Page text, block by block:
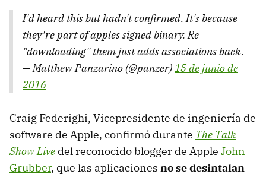
I'd heard this but hadn't confirmed. It's because
they're part of apples signed binary. Re
"downloading" them just adds associations back.
— Matthew Panzarino (@panzer)15 de junio de
2016
Craig Federighi, Vicepresidente de ingeniería de
software de Apple, confirmó durante The Talk
Show Live del reconocido blogger de Apple John
Grubber, que las aplicaciones no se desintalan